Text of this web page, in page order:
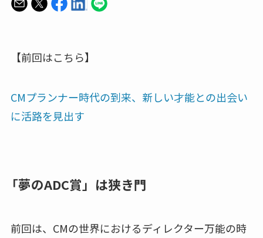
【前回はこちら】
CMプランナー時代の到来、新しい才能との出会い
に活路を見出す
「夢のADC賞」は狭き門
前回は、CMの世界におけるディレクター万能の時